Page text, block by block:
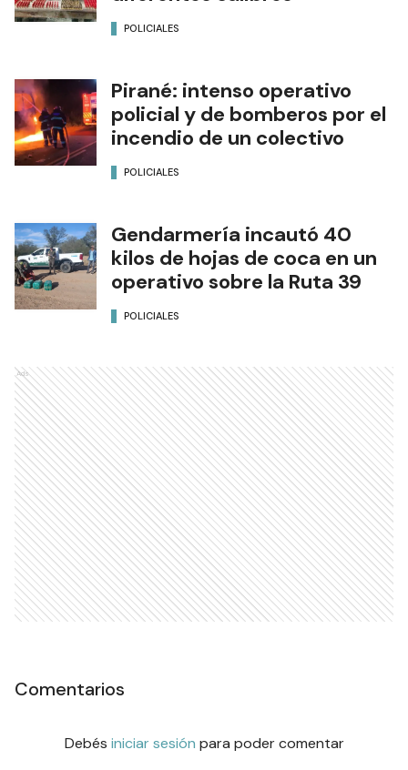
POLICIALES
Pirané: intenso operativo
policial y de bomberos por el
incendio de un colectivo
POLICIALES
Gendarmería incautó 40
kilos de hojas de coca en un
operativo sobre la Ruta 39
POLICIALES
Ads
Comentarios
Debés iniciar sesión para poder comentar